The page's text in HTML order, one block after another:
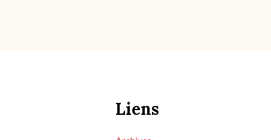
Liens